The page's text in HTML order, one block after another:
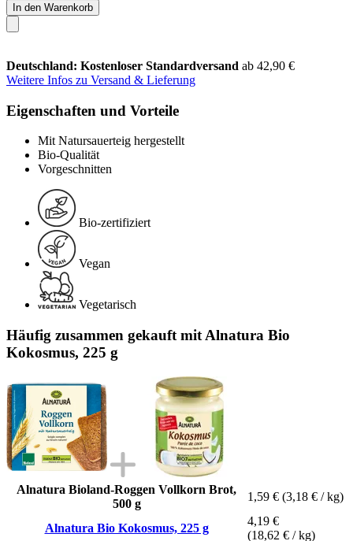
In den Warenkorb
Deutschland: Kostenloser Standardversand ab 42,90 €
Weitere Infos zu Versand & Lieferung
Eigenschaften und Vorteile
Mit Natursauerteig hergestellt
Bio-Qualität
Vorgeschnitten
Bio-zertifiziert
Vegan
Vegetarisch
Häufig zusammen gekauft mit Alnatura Bio
Kokosmus, 225 g
Alnatura Bioland-Roggen Vollkorn Brot,
500 g
1,59 € (3,18 € / kg)
Alnatura Bio Kokosmus, 225 g
4,19 €
(18,62 € / kg)